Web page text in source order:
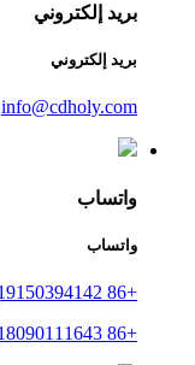
بريد إلكتروني
بريد إلكتروني
info@cdholy.com
واتساب
واتساب
+86 19150394142
+86 18090111643